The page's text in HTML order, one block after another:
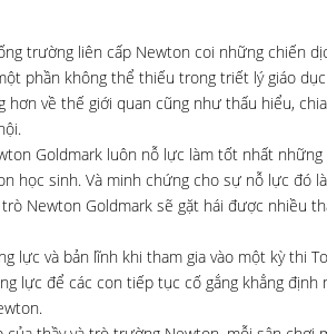
trường liên cấp Newton coi những chiến
phần không thể thiếu trong triết lý giáo
về thế giới quan cũng như thấu hiểu,
Goldmark luôn nỗ lực làm tốt nhất
học sinh. Và minh chứng cho sự nỗ lực đó
Newton Goldmark sẽ gặt hái được nhiều
lực và bản lĩnh khi tham gia vào một kỳ thi
lực để các con tiếp tục cố gắng khẳng